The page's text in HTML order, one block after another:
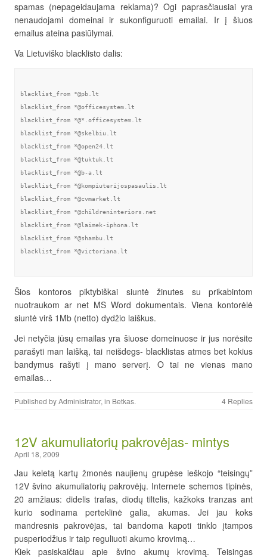
spamas (nepageidaujama reklama)? Ogi paprasčiausiai yra
nenaudojami domeinai ir sukonfiguruoti emailai. Ir į šiuos
emailus ateina pasiūlymai.
Va Lietuviško blacklisto dalis:
blacklist_from *@pb.lt
blacklist_from *@officesystem.lt
blacklist_from *@*.officesystem.lt
blacklist_from *@skelbiu.lt
blacklist_from *@open24.lt
blacklist_from *@tuktuk.lt
blacklist_from *@b-a.lt
blacklist_from *@kompiuterijospasaulis.lt
blacklist_from *@cvmarket.lt
blacklist_from *@childreninteriors.net
blacklist_from *@laimek-iphona.lt
blacklist_from *@shambu.lt
blacklist_from *@victoriana.lt
Šios kontoros piktybiškai siuntė žinutes su prikabintom
nuotraukom ar net MS Word dokumentais. Viena kontorėlė
siuntė virš 1Mb (netto) dydžio laiškus.
Jei netyčia jūsų emailas yra šiuose domeinuose ir jus norėsite
parašyti man laišką, tai neišdegs- blacklistas atmes bet kokius
bandymus rašyti į mano serverį. O tai ne vienas mano
emailas…
Published byAdministrator, in Betkas. 4 Replies
12V akumuliatorių pakrovėjas- mintys
April 18, 2009
Jau keletą kartų žmonės naujienų grupėse ieškojo “teisingų”
12V švino akumuliatorių pakrovėjų. Internete schemos tipinės,
20 amžiaus: didelis trafas, diodų tiltelis, kažkoks tranzas ant
kurio sodinama perteklinė galia, akumas. Jei jau koks
mandresnis pakrovėjas, tai bandoma kapoti tinklo įtampos
pusperiodžius ir taip reguliuoti akumo krovimą…
Kiek pasiskaičiau apie švino akumų krovimą. Teisingas